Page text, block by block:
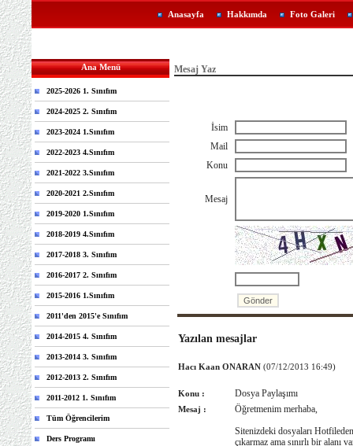
Anasayfa Hakkımda Foto Galeri
Ana Menü
2025-2026 1. Sınıfım
2024-2025 2. Sınıfım
2023-2024 1.Sınıfım
2022-2023 4.Sınıfım
2021-2022 3.Sınıfım
2020-2021 2.Sınıfım
2019-2020 1.Sınıfım
2018-2019 4.Sınıfım
2017-2018 3. Sınıfım
2016-2017 2. Sınıfım
2015-2016 1.Sınıfım
2011'den 2015'e Sınıfım
2014-2015 4. Sınıfım
2013-2014 3. Sınıfım
2012-2013 2. Sınıfım
2011-2012 1. Sınıfım
Tüm Öğrencilerim
Ders Programı
Mesaj Yaz
İsim
Mail
Konu
Mesaj
Yazılan mesajlar
Hacı Kaan ONARAN (07/12/2013 16:49)
Konu : Dosya Paylaşımı
Mesaj :
Öğretmenim merhaba,
Sitenizdeki dosyaları
çıkarmaz ama sınırlı bir